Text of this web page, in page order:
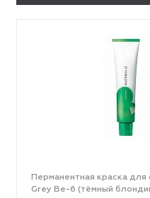
Перманентная краска
Grey Be-6 (тёмный